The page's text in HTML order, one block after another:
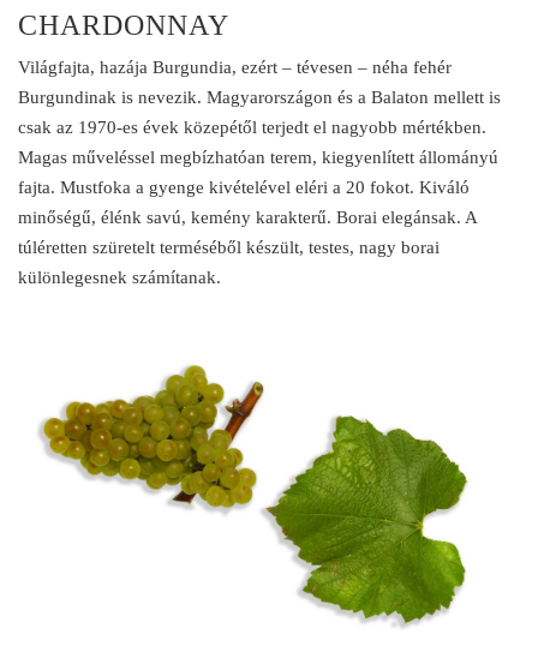
CHARDONNAY
Világfajta, hazája Burgundia, ezért – tévesen – néha fehér
Burgundinak is nevezik. Magyarországon és a Balaton mellett is
csak az 1970-es évek közepétől terjedt el nagyobb mértékben.
Magas műveléssel megbízhatóan terem, kiegyenlített állományú
fajta. Mustfoka a gyenge kivételével eléri a 20 fokot. Kiváló
minőségű, élénk savú, kemény karakterű. Borai elegánsak. A
túléretten szüretelt terméséből készült, testes, nagy borai
különlegesnek számítanak.